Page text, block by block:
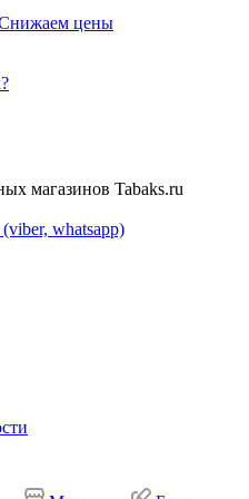
Снижаем цены
магазинов Tabaks.ru
whatsapp)